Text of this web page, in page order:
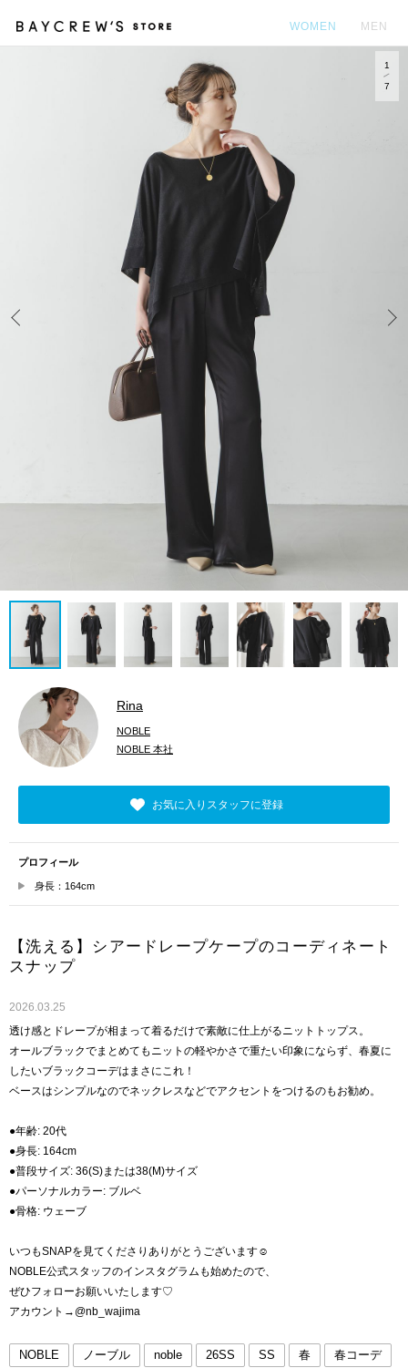
WOMEN MEN
1
7
Rina
NOBLE
NOBLE 本社
お気に入りスタッフに登録
プロフィール
身長：164cm
【洗える】シアードレープケープのコーディネート
スナップ
2026.03.25
透け感とドレープが相まって着るだけで素敵に仕上がるニットトップス。
オールブラックでまとめてもニットの軽やかさで重たい印象にならず、春夏に
したいブラックコーデはまさにこれ！
ベースはシンプルなのでネックレスなどでアクセントをつけるのもお勧め。
●年齢: 20代
●身長: 164cm
●普段サイズ: 36(S)または38(M)サイズ
●パーソナルカラー: ブルベ
●骨格: ウェーブ
いつもSNAPを見てくださりありがとうございます☺︎
NOBLE公式スタッフのインスタグラムも始めたので、
ぜひフォローお願いいたします♡
アカウント→@nb_wajima
NOBLE ノーブル noble 26SS SS 春 春コーデ